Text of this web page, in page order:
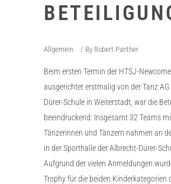
Allgemein By Robert Panther
Beim ersten Termin der HTSJ-
ausgerichtet erstmalig von der Tanz
Dürer-Schule in Weiterstadt, war die
beeindruckend: Insgesamt 32 Teams
Tänzerinnen und Tänzern nahmen an
in der Sporthalle der Albrecht-Dürer-
Aufgrund der vielen Anmeldungen
Trophy für die beiden Kinderkategorien